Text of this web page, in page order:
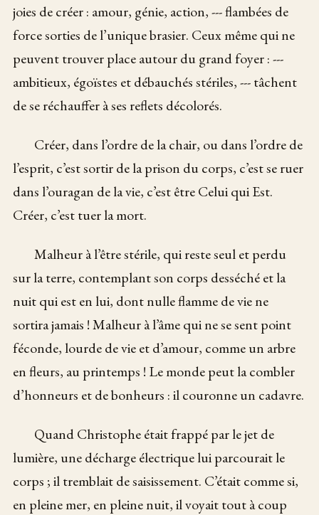
joies de créer : amour, génie, action, --- flambées de
force sorties de l’unique brasier. Ceux même qui ne
peuvent trouver place autour du grand foyer : ---
ambitieux, égoïstes et débauchés stériles, --- tâchent
de se réchauffer à ses reflets décolorés.
Créer, dans l’ordre de la chair, ou dans l’ordre de
l’esprit, c’est sortir de la prison du corps, c’est se ruer
dans l’ouragan de la vie, c’est être Celui qui Est.
Créer, c’est tuer la mort.
Malheur à l’être stérile, qui reste seul et perdu
sur la terre, contemplant son corps desséché et la
nuit qui est en lui, dont nulle flamme de vie ne
sortira jamais ! Malheur à l’âme qui ne se sent point
féconde, lourde de vie et d’amour, comme un arbre
en fleurs, au printemps ! Le monde peut la combler
d’honneurs et de bonheurs : il couronne un cadavre.
Quand Christophe était frappé par le jet de
lumière, une décharge électrique lui parcourait le
corps ; il tremblait de saisissement. C’était comme si,
en pleine mer, en pleine nuit, il voyait tout à coup